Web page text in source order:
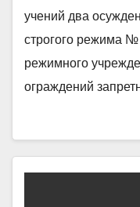
учений два
строгого режима №
режимного
ограждений